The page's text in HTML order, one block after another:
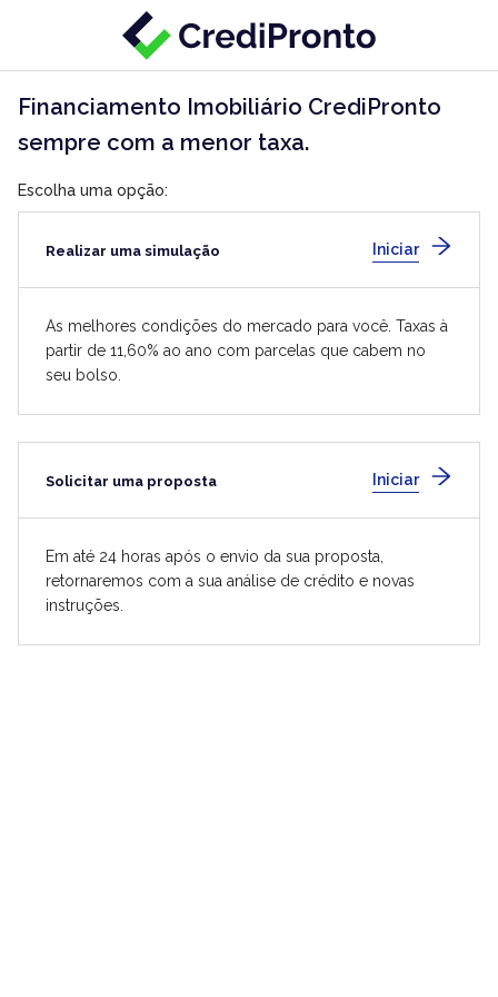
Financiamento Imobiliário CrediPronto
sempre com a menor taxa.
Escolha uma opção
Realizar uma simulação Iniciar
As melhores condições do mercado para você. Taxas à
partir de 11,60% ao ano com parcelas que cabem no
seu bolso.
Solicitar uma proposta Iniciar
Em até 24 horas após o envio da sua proposta,
retornaremos com a sua análise de crédito e novas
instruções.